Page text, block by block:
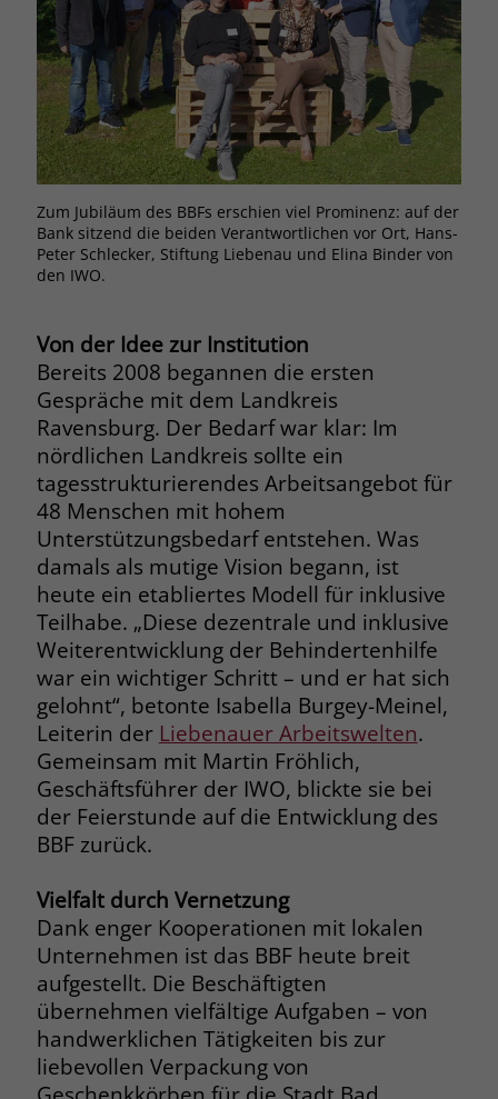
Zum Jubiläum des BBFs erschien viel Prominenz: auf der
Bank sitzend die beiden Verantwortlichen vor Ort, Hans-
Peter Schlecker, Stiftung Liebenau und Elina Binder von
den IWO.
Von der Idee zur Institution
Bereits 2008 begannen die ersten
Gespräche mit dem Landkreis
Ravensburg. Der Bedarf war klar: Im
nördlichen Landkreis sollte ein
tagesstrukturierendes Arbeitsangebot für
48 Menschen mit hohem
Unterstützungsbedarf entstehen. Was
damals als mutige Vision begann, ist
heute ein etabliertes Modell für inklusive
Teilhabe. „Diese dezentrale und inklusive
Weiterentwicklung der Behindertenhilfe
war ein wichtiger Schritt – und er hat sich
gelohnt“, betonte Isabella Burgey-Meinel,
Leiterin der Liebenauer Arbeitswelten.
Gemeinsam mit Martin Fröhlich,
Geschäftsführer der IWO, blickte sie bei
der Feierstunde auf die Entwicklung des
BBF zurück.
Vielfalt durch Vernetzung
Dank enger Kooperationen mit lokalen
Unternehmen ist das BBF heute breit
aufgestellt. Die Beschäftigten
übernehmen vielfältige Aufgaben – von
handwerklichen Tätigkeiten bis zur
liebevollen Verpackung von
Name PHPSESSID
Anbieter stiftung-liebenau.de
Laufzeit Session
Zweck
allen Seitenanfragen bei.
Anbieter www.stiftung-liebenau.de
Laufzeit 1 Monat
Zweck
Behält die Zustimmung des Benutzers
zum Cookie Opt-In
Name __cf_bm
Anbieter .fonts.net
Laufzeit 30 Minuten
Zweck
This cookie, set by Cloudflare, is used to
support Cloudflare Bot Management.
Name JSessionID
Anbieter jobs.stiftung-liebenau.de
Zweck
Behält die Zustände des Benutzers bei
allen Seitenanfragen bei.
Zweck
Browsers und die Einstellungen
exklusiv für diese Website zu speichern.
Dadurch wird gewährleistet, dass
Aktionen, die bei späteren Besuchen
derselben Website durchgeführt
werden, mit derselben
Benutzerkennung verknüpft werden.
Name _clsk
Anbieter
Laufzeit
Zweck
Microsoft Clarity setzt dieses Cookie,
um die Seitenaufrufe eines Benutzers
zu speichern und in einer einzigen
Sitzungsaufzeichnung
zusammenzufassen.
Name _gcl_au
Anbieter Google Ads
Laufzeit 90 Tage
Zweck Enthält eine zufallsgenerierte User-ID.
Name _gcl_aw
Anbieter Google Ads
Zweck
Dieses Cookie wird gesetzt, wenn ein
User über einen Klick auf eine Google
Werbeanzeige auf die Website gelangt.
Es enthält Informationen darüber,
welche Werbeanzeige geklickt wurde,
sodass erzielte Erfolge wie z.B.
Bestellungen oder Kontaktanfragen der
Anzeige zugewiesen werden können.